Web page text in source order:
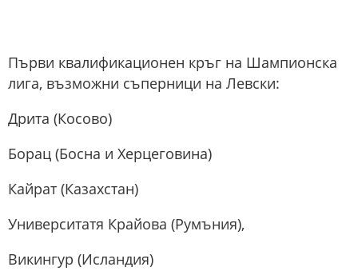
Първи квалификационен кръг на Шампионска
лига, възможни съперници на Левски:
Дрита (Косово)
Борац (Босна и Херцеговина)
Кайрат (Казахстан)
Университатя Крайова (Румъния),
Викингур (Исландия)